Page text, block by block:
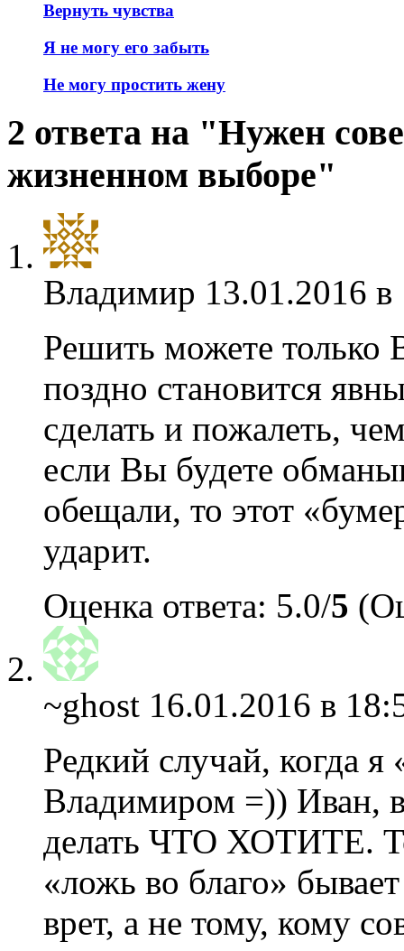
Вернуть чувства
Я не могу его забыть
Не могу простить жену
2 ответа на "Нужен
жизненном выборе"
Владимир 13.01.2016
Решить можете только
поздно становится
сделать и пожалеть,
если Вы будете
обещали, то этот
ударит.
Оценка ответа: 5.0/5
~ghost 16.01.2016 в
Редкий случай, когда
Владимиром =)) Иван,
делать ЧТО ХОТИТЕ.
«ложь во благо»
врет, а не тому, кому